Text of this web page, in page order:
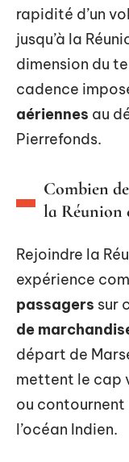
rapidité d’un
jusqu’à la
dimension du
cadence
aériennes au
Pierrefonds.
Combien
la Réunion
Rejoindre la
expérience
passagers sur
de
départ de
mettent le cap
ou contournent
l’océan Indien.